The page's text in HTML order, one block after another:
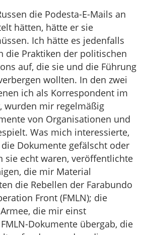
die Podesta-E-Mails an
hätten, hätte er sie
Ich hätte es jedenfalls
die Praktiken der politischen
auf, die sie und die Führung
wollten. In den zwei
ich als Korrespondent im
wurden mir regelmäßig
von Organisationen und
Was mich interessierte,
Dokumente gefälscht oder
sie echt waren, veröffentlichte
die mir Material
die Rebellen der Farabundo
Front (FMLN); die
die mir einst
Dokumente übergab, die